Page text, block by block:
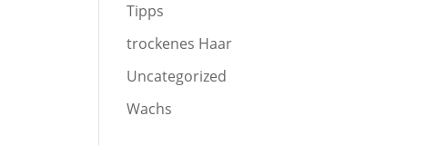
Tipps
trockenes Haar
Uncategorized
Wachs